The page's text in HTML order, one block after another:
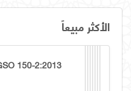
الأكثر مبيعاً
150-2:2013